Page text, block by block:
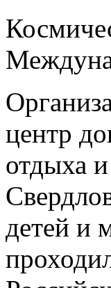
центр
отдыха
детей и